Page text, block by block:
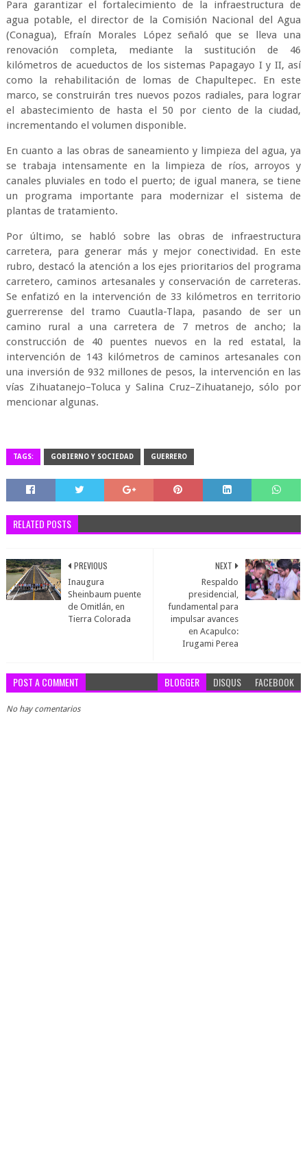
Para garantizar el fortalecimiento de la infraestructura de
agua potable, el director de la Comisión Nacional del Agua
(Conagua), Efraín Morales López señaló que se lleva una
renovación completa, mediante la sustitución de 46
kilómetros de acueductos de los sistemas Papagayo I y II, así
como la rehabilitación de lomas de Chapultepec. En este
marco, se construirán tres nuevos pozos radiales, para lograr
el abastecimiento de hasta el 50 por ciento de la ciudad,
incrementando el volumen disponible.
En cuanto a las obras de saneamiento y limpieza del agua, ya
se trabaja intensamente en la limpieza de ríos, arroyos y
canales pluviales en todo el puerto; de igual manera, se tiene
un programa importante para modernizar el sistema de
plantas de tratamiento.
Por último, se habló sobre las obras de infraestructura
carretera, para generar más y mejor conectividad. En este
rubro, destacó la atención a los ejes prioritarios del programa
carretero, caminos artesanales y conservación de carreteras.
Se enfatizó en la intervención de 33 kilómetros en territorio
guerrerense del tramo Cuautla-Tlapa, pasando de ser un
camino rural a una carretera de 7 metros de ancho; la
construcción de 40 puentes nuevos en la red estatal, la
intervención de 143 kilómetros de caminos artesanales con
una inversión de 932 millones de pesos, la intervención en las
vías Zihuatanejo–Toluca y Salina Cruz–Zihuatanejo, sólo por
mencionar algunas.
TAGS: GOBIERNO Y SOCIEDAD GUERRERO
RELATED POSTS
NEXT
Respaldo
presidencial,
fundamental para
impulsar avances
en Acapulco:
Irugami Perea
PREVIOUS
Inaugura
Sheinbaum puente
de Omitlán, en
Tierra Colorada
POST A COMMENT BLOGGER DISQUS FACEBOOK
No hay comentarios